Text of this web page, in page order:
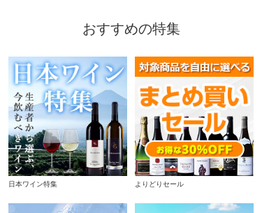
おすすめの特集
日本ワイン特集 よりどりセール